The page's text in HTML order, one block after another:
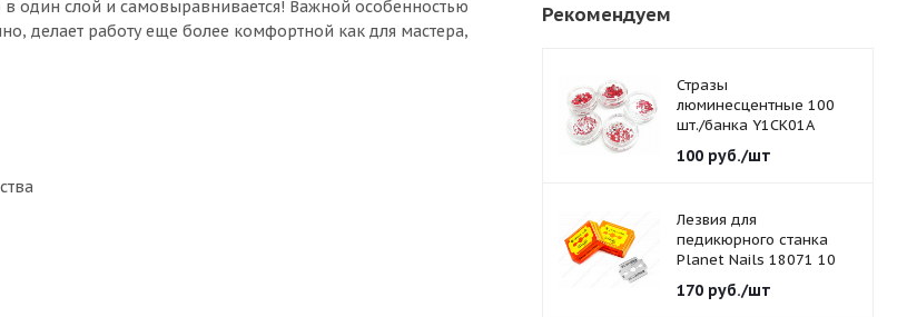
в один слой и самовыравнивается! Важной особенностью
делает работу еще более комфортной как для мастера,
Рекомендуем
Стразы
люминесцентные 100
шт./банка Y1CK01A
красные 1,5 мм.
100руб./шт
Лезвия для
педикюрного станка
Planet Nails 18071 10
170руб./шт